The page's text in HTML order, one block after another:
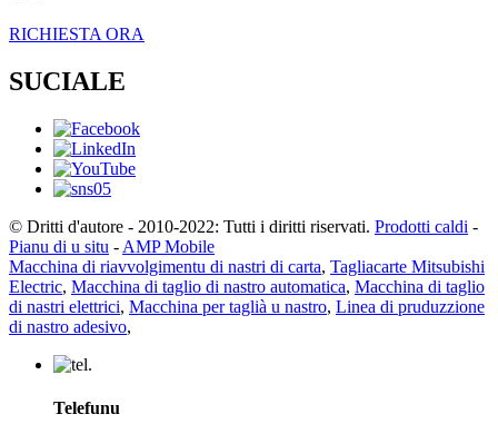
RICHIESTA ORA
SUCIALE
© Dritti d'autore - 2010-2022: Tutti i diritti riservati. Prodotti caldi -
Pianu di u situ - AMP Mobile
Macchina di riavvolgimentu di nastri di carta, Tagliacarte Mitsubishi
Electric, Macchina di taglio di nastro automatica, Macchina di taglio
di nastri elettrici, Macchina per taglià u nastro, Linea di pruduzzione
di nastro adesivo,
Telefunu